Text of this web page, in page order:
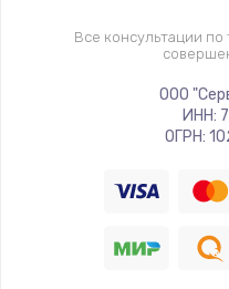
Все консультации
ООО
ИНН:
ОГРН: